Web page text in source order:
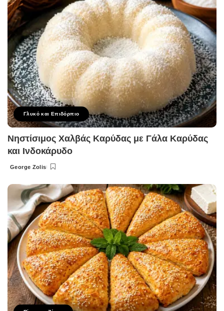
Γλυκό και Επιδόρπιο
Νηστίσιμος Χαλβάς Καρύδας με Γάλα Καρύδας
και Ινδοκάρυδο
Posted
George Zolis